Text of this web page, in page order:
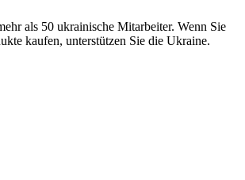
als 50 ukrainische Mitarbeiter. Wenn Sie
kaufen, unterstützen Sie die Ukraine.